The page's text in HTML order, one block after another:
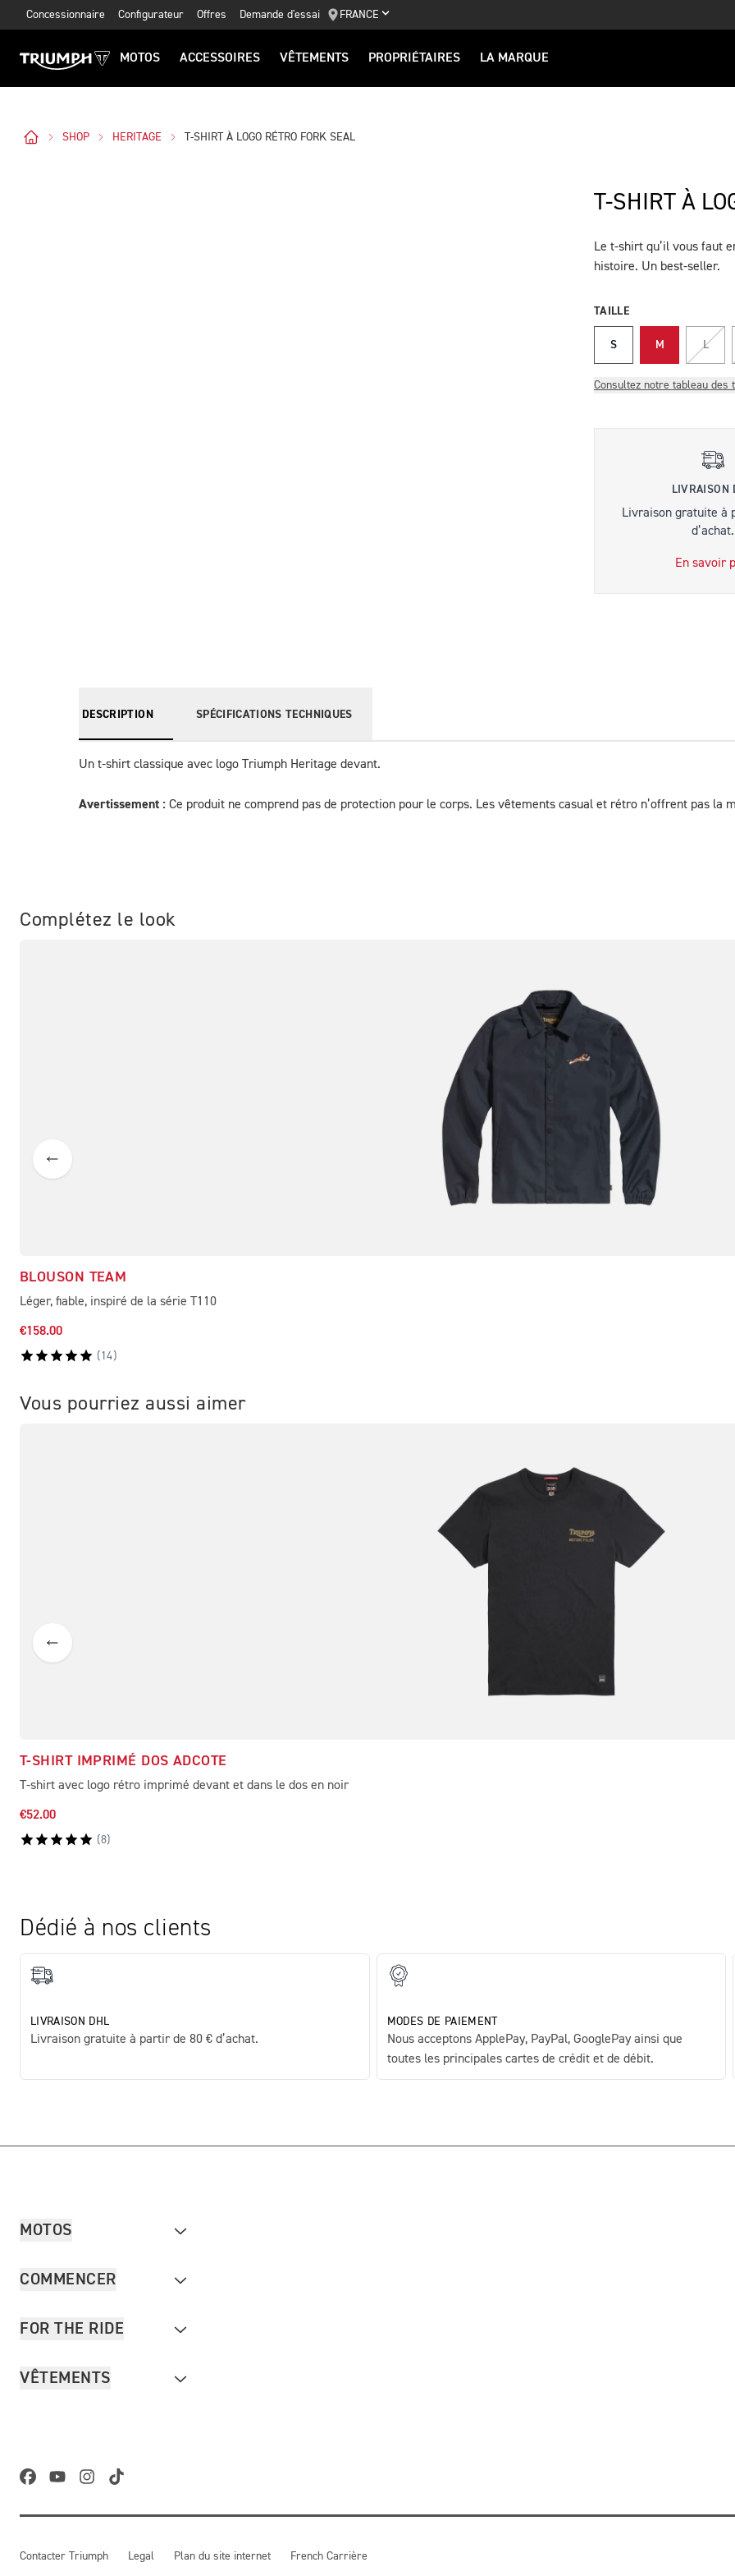
Concessionnaire Configurateur Offres Demande d'essai FRANCE
MOTOS ACCESSOIRES VÊTEMENTS PROPRIÉTAIRES LA MARQUE
SHOP HERITAGE T-SHIRT À LOGO RÉTRO FORK SEAL
T-SHIRT À
DESCRIPTION
Le t-shirt qu’il vous faut
histoire. Un best-seller.
TAILLE
S M L
Consultez notre tableau des
LIVRAISON
Livraison gratuite à
d’achat.
En savoir
DESCRIPTION SPÉCIFICATIONS TECHNIQUES
Un t-shirt classique avec logo Triumph Heritage devant.
Avertissement : Ce produit ne comprend pas de protection pour le corps. Les vêtements casual et rétro n’offrent pas la
Complétez le look
BLOUSON TEAM
Léger, fiable, inspiré de la série T110
€158.00
( 14)
Vous pourriez aussi aimer
T-SHIRT IMPRIMÉ DOS ADCOTE
T-shirt avec logo rétro imprimé devant et dans le dos en noir
€52.00
(8)
Dédié à nos clients
LIVRAISON DHL
Livraison gratuite à partir de 80 € d’achat.
MODES DE PAIEMENT
Nous acceptons ApplePay, PayPal, GooglePay ainsi que
toutes les principales cartes de crédit et de débit.
MOTOS
COMMENCER
FOR THE RIDE
VÊTEMENTS
Contacter Triumph Legal Plan du site internet French Carrière